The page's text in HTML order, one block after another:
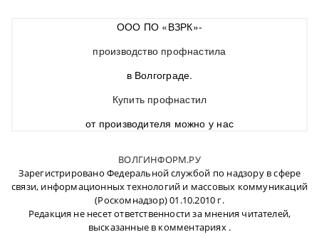
ООО ПО «ВЗРК»-
производство профнастила
в Волгограде.
Купить профнастил
от производителя можно у нас
ВОЛГИНФОРМ.РУ
Зарегистрировано Федеральной службой по надзору в сфере
связи, информационных технологий и массовых коммуникаций
(Роскомнадзор) 01.10.2010 г.
Редакция не несет ответственности за мнения читателей,
высказанные в комментариях .